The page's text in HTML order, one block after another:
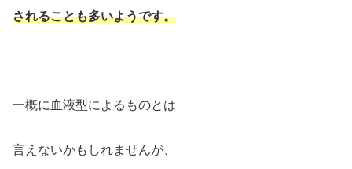
されることも多いようです。
一概に血液型によるものとは
言えないかもしれませんが、